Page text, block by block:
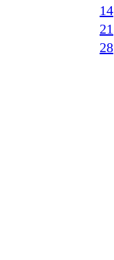
14
21
28